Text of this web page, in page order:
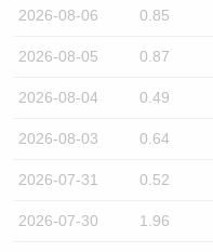
2026-08-06 0.85
2026-08-05 0.87
2026-08-04 0.49
2026-08-03 0.64
2026-07-31 0.52
2026-07-30 1.96